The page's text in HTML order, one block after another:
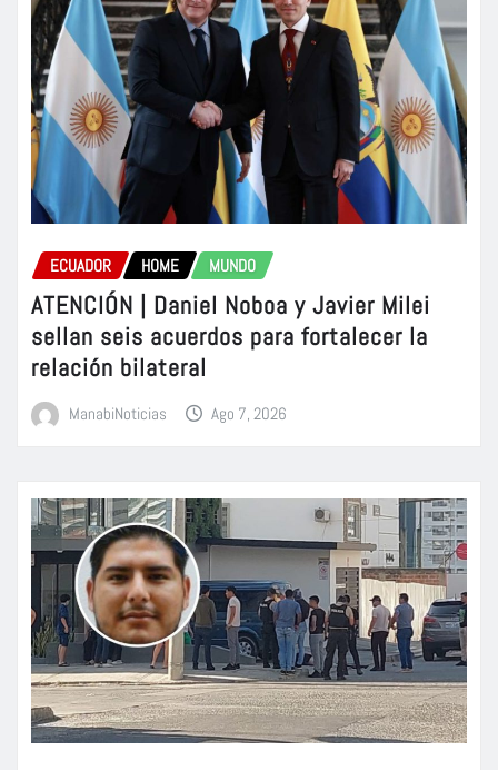
ECUADOR HOME MUNDO
ATENCIÓN | Daniel Noboa y Javier Milei
sellan seis acuerdos para fortalecer la
relación bilateral
ManabiNoticias Ago 7, 2026